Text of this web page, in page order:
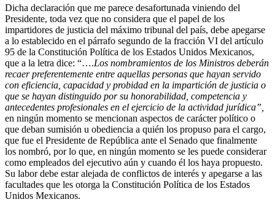
Dicha declaración que me parece desafortunada viniendo del
Presidente, toda vez que no considera que el papel de los
impartidores de justicia del máximo tribunal del país, debe apegarse
a lo establecido en el párrafo segundo de la fracción VI del artículo
95 de la Constitución Política de los Estados Unidos Mexicanos,
que a la letra dice: “….Los nombramientos de los Ministros deberán
recaer preferentemente entre aquellas personas que hayan servido
con eficiencia, capacidad y probidad en la impartición de justicia o
que se hayan distinguido por su honorabilidad, competencia y
antecedentes profesionales en el ejercicio de la actividad jurídica”,
en ningún momento se mencionan aspectos de carácter político o
que deban sumisión u obediencia a quién los propuso para el cargo,
que fue el Presidente de República ante el Senado que finalmente
los nombró, por lo que, en ningún momento se les puede considerar
como empleados del ejecutivo aún y cuando él los haya propuesto.
Su labor debe estar alejada de conflictos de interés y apegarse a las
facultades que les otorga la Constitución Política de los Estados
Unidos Mexicanos.